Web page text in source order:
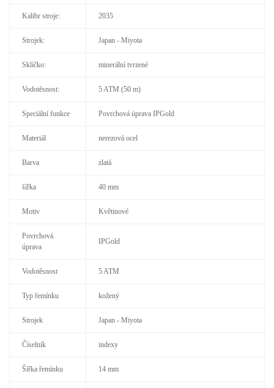
Kalibr stroje: 2035
Strojek: Japan - Miyota
Sklíčko: minerální tvrzené
Vodotěsnost: 5 ATM (50 m)
Speciální funkce Povrchová úprava IPGold
Materiál nerezová ocel
Barva zlatá
šířka 40 mm
Motiv Květinové
Povrchová
úprava
IPGold
Vodotěsnost 5 ATM
Typ řemínku kožený
Strojek Japan - Miyota
Číselník indexy
Šířka řemínku 14 mm